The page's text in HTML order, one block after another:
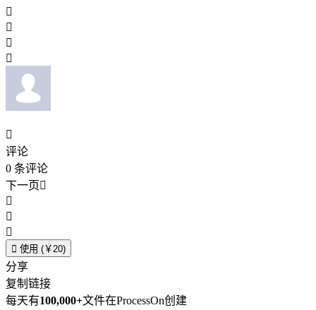





评论
0 条评论
下一页



 使用 (￥20)
分享
复制链接
每天有100,000+文件在ProcessOn创建